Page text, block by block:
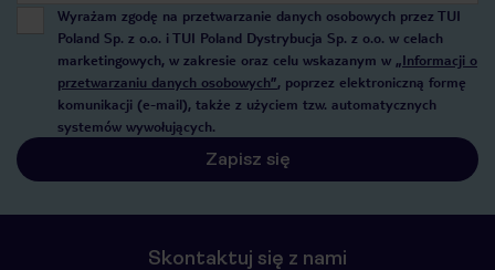
Wyrażam zgodę na przetwarzanie danych osobowych przez TUI
Poland Sp. z o.o. i TUI Poland Dystrybucja Sp. z o.o. w celach
marketingowych, w zakresie oraz celu wskazanym w „Informacji o
przetwarzaniu danych osobowych”, poprzez elektroniczną formę
komunikacji (e-mail), także z użyciem tzw. automatycznych
systemów wywołujących.
Zapisz się
Skontaktuj się z nami